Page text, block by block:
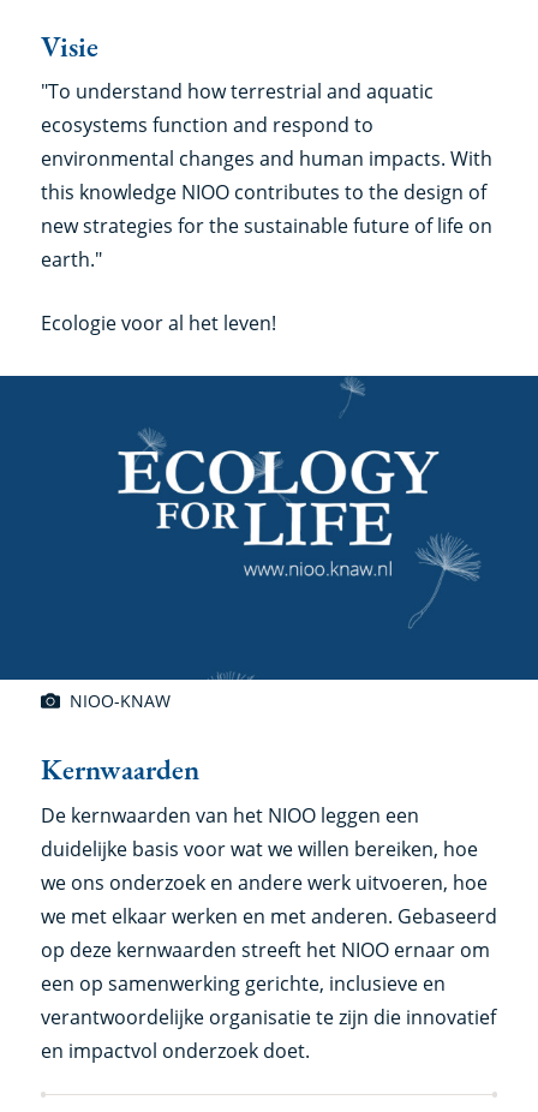
Visie
"To understand how terrestrial and aquatic
ecosystems function and respond to
environmental changes and human impacts. With
this knowledge NIOO contributes to the design of
new strategies for the sustainable future of life on
earth."
Ecologie voor al het leven!
NIOO-KNAW
Kernwaarden
De kernwaarden van het NIOO leggen een
duidelijke basis voor wat we willen bereiken, hoe
we ons onderzoek en andere werk uitvoeren, hoe
we met elkaar werken en met anderen. Gebaseerd
op deze kernwaarden streeft het NIOO ernaar om
een op samenwerking gerichte, inclusieve en
verantwoordelijke organisatie te zijn die innovatief
en impactvol onderzoek doet.